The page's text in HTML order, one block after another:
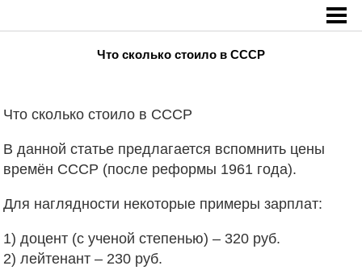
Что сколько стоило в СССР
Что сколько стоило в СССР
В данной статье предлагается вспомнить цены
времён СССР (после реформы 1961 года).
Для наглядности некоторые примеры зарплат:
1) доцент (с ученой степенью) – 320 руб.
2) лейтенант – 230 руб.